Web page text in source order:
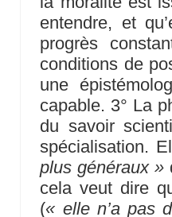
entendre, et
progrès
conditions de
une
capable. 3° La
du savoir
spécialisation.
plus généraux »
cela veut dire
(« elle n’a pas